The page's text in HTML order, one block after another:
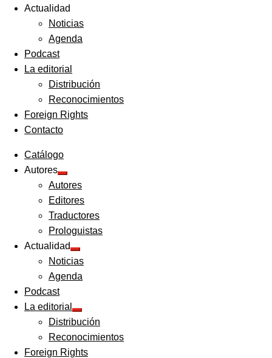
Actualidad
Noticias
Agenda
Podcast
La editorial
Distribución
Reconocimientos
Foreign Rights
Contacto
Catálogo
Autores
Expandir
el
menú
hijo
Autores
Editores
Traductores
Prologuistas
Actualidad
Expandir
el
menú
hijo
Noticias
Agenda
Podcast
La editorial
Expandir
el
menú
hijo
Distribución
Reconocimientos
Foreign Rights